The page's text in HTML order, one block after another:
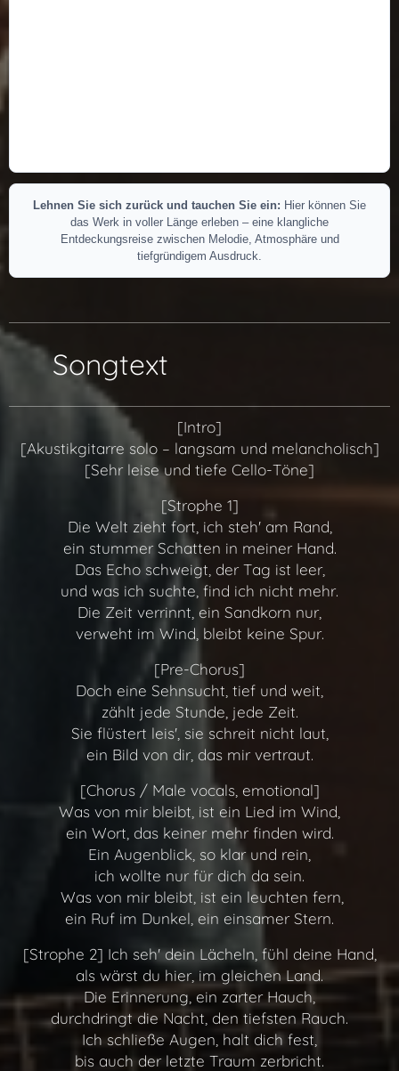
Lehnen Sie sich zurück und tauchen Sie ein: Hier können Sie
das Werk in voller Länge erleben – eine klangliche
Entdeckungsreise zwischen Melodie, Atmosphäre und
tiefgründigem Ausdruck.
📖 Songtext
[Intro]
[Akustikgitarre solo – langsam und melancholisch]
[Sehr leise und tiefe Cello-Töne]
[Strophe 1]
Die Welt zieht fort, ich steh' am Rand,
ein stummer Schatten in meiner Hand.
Das Echo schweigt, der Tag ist leer,
und was ich suchte, find ich nicht mehr.
Die Zeit verrinnt, ein Sandkorn nur,
verweht im Wind, bleibt keine Spur.
[Pre-Chorus]
Doch eine Sehnsucht, tief und weit,
zählt jede Stunde, jede Zeit.
Sie flüstert leis', sie schreit nicht laut,
ein Bild von dir, das mir vertraut.
[Chorus / Male vocals, emotional]
Was von mir bleibt, ist ein Lied im Wind,
ein Wort, das keiner mehr finden wird.
Ein Augenblick, so klar und rein,
ich wollte nur für dich da sein.
Was von mir bleibt, ist ein leuchten fern,
ein Ruf im Dunkel, ein einsamer Stern.
[Strophe 2] Ich seh' dein Lächeln, fühl deine Hand,
als wärst du hier, im gleichen Land.
Die Erinnerung, ein zarter Hauch,
durchdringt die Nacht, den tiefsten Rauch.
Ich schließe Augen, halt dich fest,
bis auch der letzte Traum zerbricht.